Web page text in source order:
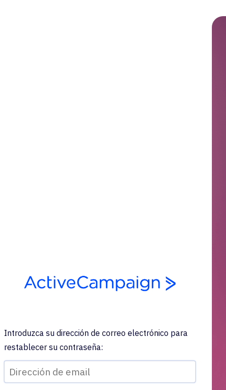
Introduzca su dirección de correo electrónico para
restablecer su contraseña: